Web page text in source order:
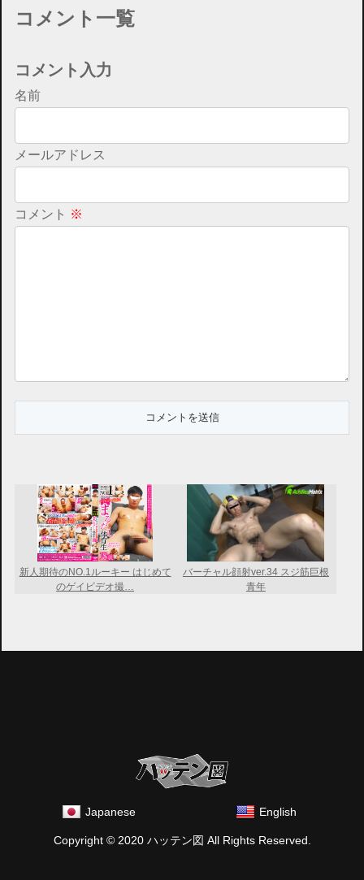
コメント一覧
コメント入力
名前
メールアドレス
コメント ※
新人期待のNO.1ルーキー はじめて
のゲイビデオ撮…
バーチャル顔射ver.34 スジ筋巨根
青年
Japanese English
Copyright © 2020 ハッテン図 All Rights Reserved.